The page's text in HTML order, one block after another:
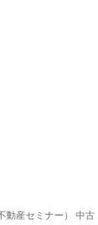
産セミナー）
中古